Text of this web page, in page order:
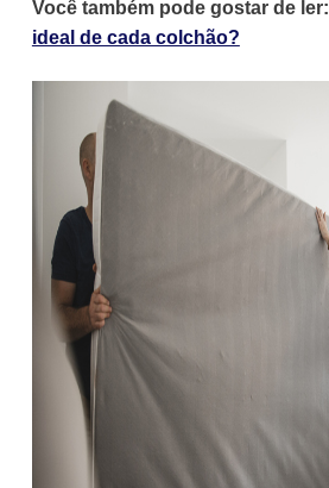
Você também pode gostar de ler:
ideal de cada colchão?